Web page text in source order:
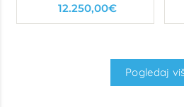
12.250,00€
Pogledaj